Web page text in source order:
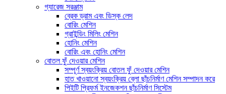
গ্যারেজ সরঞ্জাম
ব্রেক ড্রাম এবং ডিস্ক লেদ
বোরিং মেশিন
গ্রাইন্ডিং মিলিং মেশিন
হোনিং মেশিন
বোরিং এবং হোনিং মেশিন
বোতল ফুঁ দেওয়ার মেশিন
সম্পূর্ণ স্বয়ংক্রিয় বোতল ফুঁ দেওয়ার মেশিন
হাত খাওয়ানো স্বয়ংক্রিয় ব্লো ছাঁচনির্মাণ মেশিন সম্পাদন করে
পিইটি প্রিফর্ম ইনজেকশন ছাঁচনির্মাণ সিস্টেম